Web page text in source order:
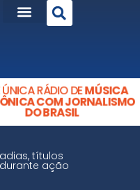
ÚNICA RÁDIO DEMÚSICA
COM JORNALISMO
DO BRASIL
títulos
ação